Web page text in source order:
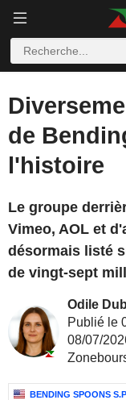
de
l'histoire
Le groupe
Vimeo, AOL et
désormais listé
de vingt-sept
Odile
Publié le
08/07/
BENDING SPOONS